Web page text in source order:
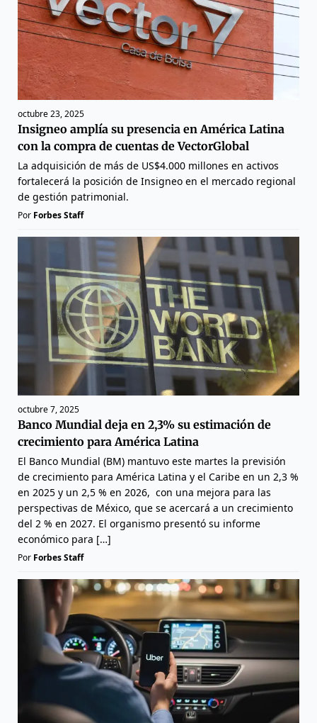
octubre 23, 2025
Insigneo amplía su presencia en América Latina
con la compra de cuentas de VectorGlobal
La adquisición de más de US$4.000 millones en activos
fortalecerá la posición de Insigneo en el mercado regional
de gestión patrimonial.
Por Forbes Staff
octubre 7, 2025
Banco Mundial deja en 2,3% su estimación de
crecimiento para América Latina
El Banco Mundial (BM) mantuvo este martes la previsión
de crecimiento para América Latina y el Caribe en un 2,3 %
en 2025 y un 2,5 % en 2026, con una mejora para las
perspectivas de México, que se acercará a un crecimiento
del 2 % en 2027. El organismo presentó su informe
económico para […]
Por Forbes Staff